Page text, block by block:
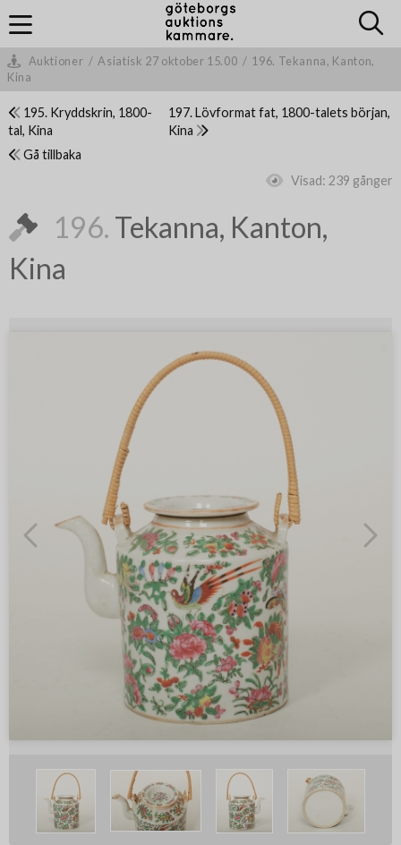
Auktioner / Asiatisk 27 oktober 15.00 / 196. Tekanna, Kanton,
Kina
195. Kryddskrin, 1800-
tal, Kina
197. Lövformat fat, 1800-talets början,
Kina
Gå tillbaka
Visad: 239 gånger
196. Tekanna, Kanton,
Kina